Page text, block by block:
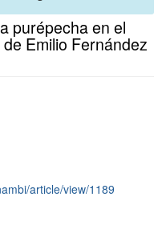
purépecha en el
Emilio Fernández
article/view/1189